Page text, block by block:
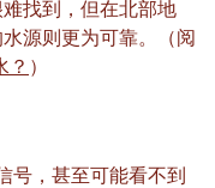
找到，但在北部地
源则更为可靠。（阅
？ ）
号，甚至可能看不到